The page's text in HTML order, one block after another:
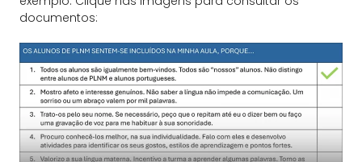
documentos: